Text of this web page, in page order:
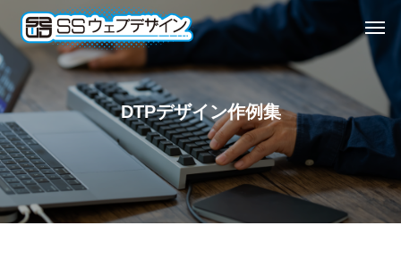
DTPデザイン作例集